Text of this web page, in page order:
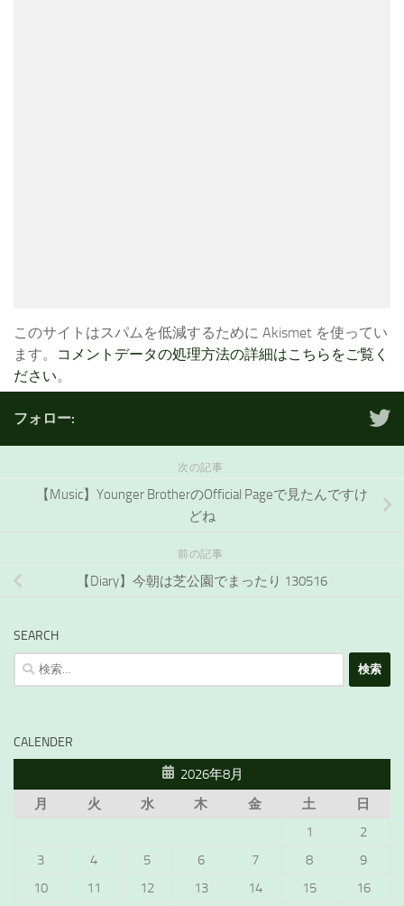
このサイトはスパムを低減するために Akismet を使ってい
ます。
コメントデータの処理方法の詳細はこちらをご覧く
ださい。
フォロー:
次の記事
【Music】Younger BrotherのOfficial Pageで見たんですけ
どね
前の記事
【Diary】今朝は芝公園でまったり 130516
SEARCH
検
索:
CALENDER
2026年8月
月
火 水 木 金 土
日
1
2
3
4 5 6 7 8
9
10
11 12 13 14 15
16